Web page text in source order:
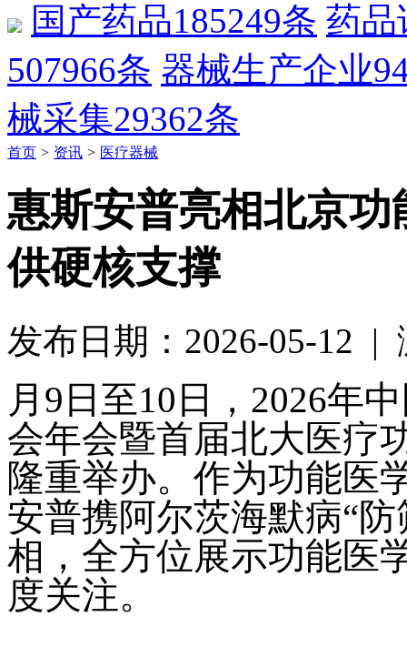
国产药品185249条 药品
507966条 器械生产企业
械采集29362条
首页 > 资讯 > 医疗器械
惠斯安普亮相北京
供硬核支撑
发布日期：2026-05-12 |
月 9日至10日，2026年
会年会暨首届北大医疗
隆重举办。作为功能医
安普携阿尔茨海默病“
相，全方位展示功能医
度关注。